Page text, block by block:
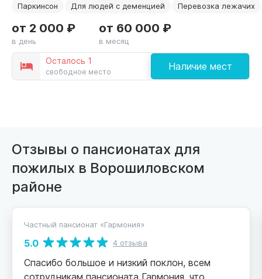
Паркинсон
Для людей с деменцией Перевозка лежачих
Осталось 1
свободное место Наличие мест
от 2 000 ₽
в день
от 60 000 ₽
в месяц
Отзывы о пансионатах для
пожилых в Ворошиловском
районе
Частный пансионат «Гармония»
5.0 4 отзыва
Спасибо большое и низкий поклон, всем
сотрудникам пансионата Гармония, что